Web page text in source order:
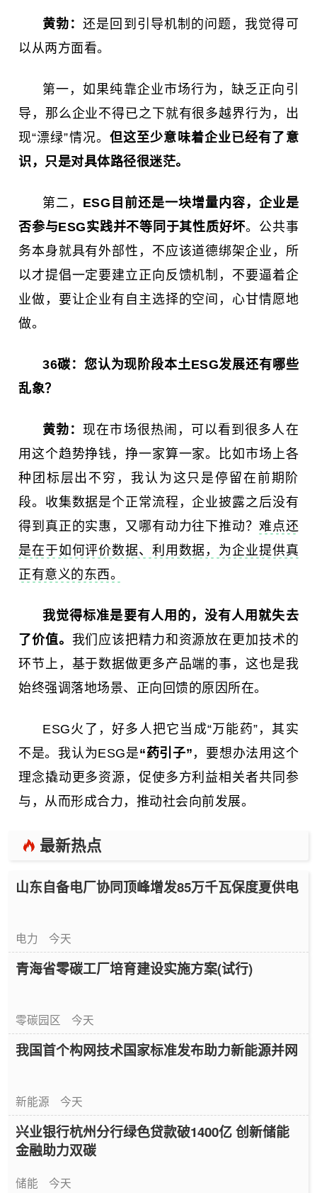
黄勃：还是回到引导机制的问题，我觉得可
以从两方面看。
第一，如果纯靠企业市场行为，缺乏正向引
导，那么企业不得已之下就有很多越界行为，出
现“漂绿”情况。 但这至少意味着企业已经有了意
识，只是对具体路径很迷茫。
第二， ESG目前还是一块增量内容，企业是
否参与ESG实践并不等同于其性质好坏。公共事
务本身就具有外部性，不应该道德绑架企业，所
以才提倡一定要建立正向反馈机制，不要逼着企
业做，要让企业有自主选择的空间，心甘情愿地
做。
36碳： 您认为现阶段本土ESG发展还有哪些
乱象？
黄勃：现在市场很热闹，可以看到很多人在
用这个趋势挣钱，挣一家算一家。比如市场上各
种团标层出不穷，我认为这只是停留在前期阶
段。收集数据是个正常流程，企业披露之后没有
得到真正的实惠，又哪有动力往下推动？ 难点还
是在于如何评价数据、利用数据，为企业提供真
正有意义的东西。
我觉得标准是要有人用的，没有人用就失去
了价值。 我们应该把精力和资源放在更加技术的
环节上，基于数据做更多产品端的事，这也是我
始终强调落地场景、正向回馈的原因所在。
ESG火了，好多人把它当成“万能药”，其实
不是。我认为ESG是“药引子” ，要想办法用这个
理念撬动更多资源，促使多方利益相关者共同参
与，从而形成合力，推动社会向前发展。
最新热点
山东自备电厂协同顶峰增发85万千瓦保度夏供电
电力 今天
青海省零碳工厂培育建设实施方案(试行)
零碳园区 今天
我国首个构网技术国家标准发布助力新能源并网
新能源 今天
兴业银行杭州分行绿色贷款破1400亿 创新储能
金融助力双碳
储能 今天